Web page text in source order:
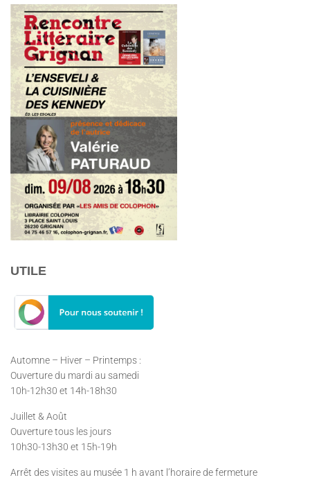
UTILE
Automne – Hiver – Printemps :
Ouverture du mardi au samedi
10h-12h30 et 14h-18h30
Juillet & Août
Ouverture tous les jours
10h30-13h30 et 15h-19h
Arrêt des visites au musée 1 h avant l’horaire de fermeture